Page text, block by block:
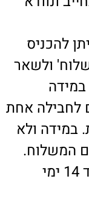
להכניס
ולשאר
במידה
לחבילה אחת
במידה ולא
המשלוח.
טיפול בהזמנות ברוב המקרים עד 14 ימי